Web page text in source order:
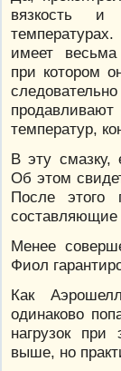
вязкость
имеет
при котором
температур,
В эту смазку,
Об этом
После этого
составляющие
Менее
Фиол
Как
одинаково
нагрузок
выше, но